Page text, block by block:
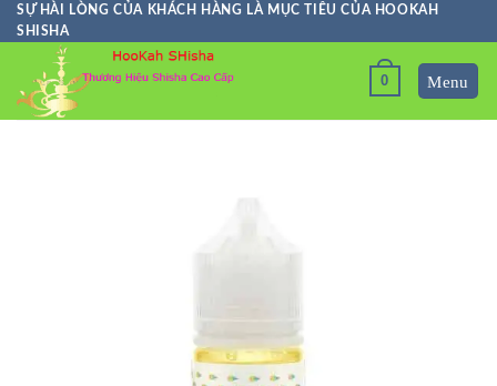
Skip
to
content
SỰ HÀI LÒNG CỦA KHÁCH HÀNG LÀ MỤC TIÊU CỦA HOOKAH
SHISHA
0